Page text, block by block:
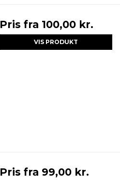
Pris fra 100,00 kr.
VIS PRODUKT
Pris fra 99,00 kr.